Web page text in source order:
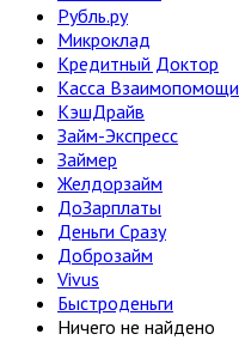
Рубль.ру
Микроклад
Кредитный Доктор
Касса Взаимопомощи
КэшДрайв
Займ-Экспресс
Займер
Желдорзайм
ДоЗарплаты
Деньги Сразу
Доброзайм
Vivus
Быстроденьги
Ничего не найдено